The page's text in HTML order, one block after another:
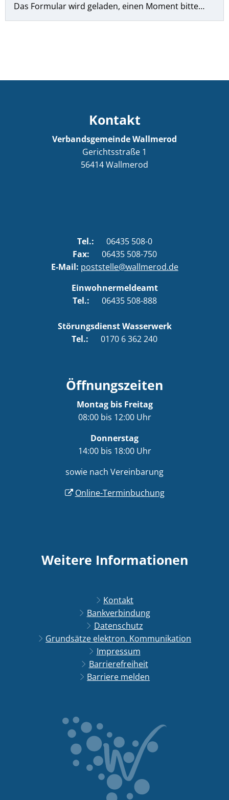
Das Formular wird geladen, einen Moment bitte…
Kontakt
Verbandsgemeinde Wallmerod
Gerichtsstraße 1
56414Wallmerod
Tel.:
06435 508-0
Fax: 06435 508-750
E-Mail: poststelle@wallmerod.de
Einwohnermeldeamt
Tel.: 06435 508-888
Störungsdienst Wasserwerk
Tel.: 0170 6 362 240
Öffnungszeiten
Montag bis Freitag
08:00 bis 12:00 Uhr
Donnerstag
14:00 bis 18:00 Uhr
sowie nach Vereinbarung
Online-Terminbuchung
Weitere Informationen
Kontakt
Bankverbindung
Datenschutz
Grundsätze elektron. Kommunikation
Impressum
Barrierefreiheit
Barriere melden